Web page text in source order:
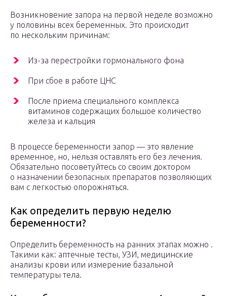
Возникновение запора на первой неделе возможно
у половины всех беременных. Это происходит
по нескольким причинам:
Из-за перестройки гормонального фона
При сбое в работе ЦНС
После приема специального комплекса
витаминов содержащих большое количество
железа и кальция
В процессе беременности запор — это явление
временное, но, нельзя оставлять его без лечения.
Обязательно посоветуйтесь со своим доктором
о назначении безопасных препаратов позволяющих
вам с легкостью опорожняться.
Как определить первую неделю
беременности?
Определить беременность на ранних этапах можно .
Такими как: аптечные тесты, УЗИ, медицинские
анализы крови или измерение базальной
температуры тела.